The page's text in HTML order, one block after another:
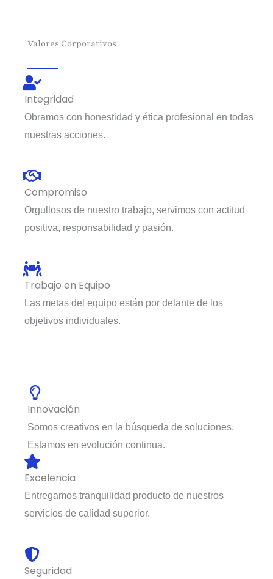
Valores Corporativos
Integridad
Obramos con honestidad y ética profesional en todas
nuestras acciones.
Compromiso
Orgullosos de nuestro trabajo, servimos con actitud
positiva, responsabilidad y pasión.
Trabajo en Equipo
Las metas del equipo están por delante de los
objetivos individuales.
Innovación
Somos creativos en la búsqueda de soluciones.
Estamos en evolución continua.
Excelencia
Entregamos tranquilidad producto de nuestros
servicios de calidad superior.
Seguridad